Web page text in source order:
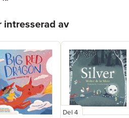
intresserad av
Del 4